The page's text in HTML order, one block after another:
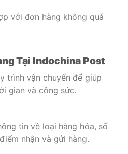
với đơn hàng không quá
Tại Indochina Post
trình vận chuyển để giúp
gian và công sức.
tin về loại hàng hóa, số
nhận và gửi hàng.